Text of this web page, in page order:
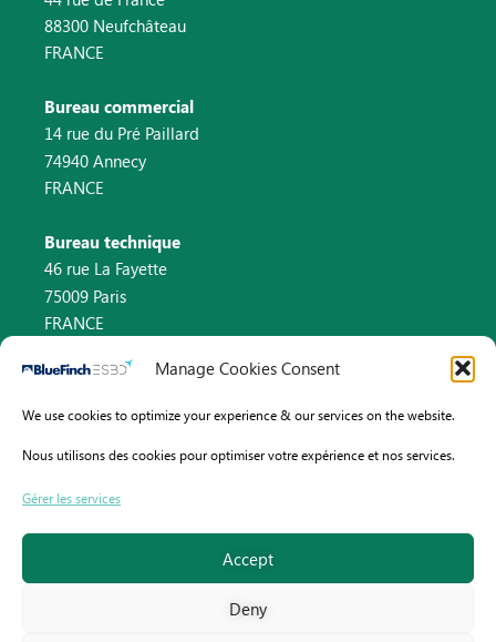
Manage Cookies Consent
We use cookies to optimize your experience & our services on the website.
Nous utilisons des cookies pour optimiser votre expérience et nos services.
Gérer les services
Accept
Deny
88300 Neufchâteau
FRANCE
Bureau commercial
14 rue du Pré Paillard
74940 Annecy
FRANCE
Bureau technique
46 rue La Fayette
75009 Paris
FRANCE
Email : info@bluefinch-esbd.com